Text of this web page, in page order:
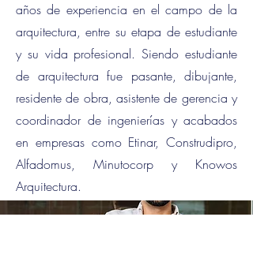
años de experiencia en el campo de la
arquitectura, entre su etapa de estudiante
y su vida profesional. Siendo estudiante
de arquitectura fue pasante, dibujante,
residente de obra, asistente de gerencia y
coordinador de ingenierías y acabados
en empresas como Etinar, Construdipro,
Alfadomus, Minutocorp y Knowos
Arquitectura.